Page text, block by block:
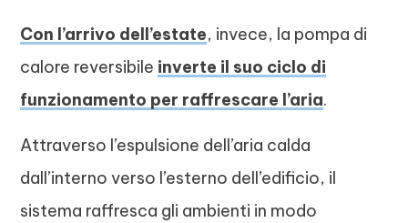
Con l’arrivo dell’estate, invece, la pompa di
calore reversibile inverte il suo ciclo di
funzionamento per raffrescare l’aria.
Attraverso l’espulsione dell’aria calda
dall’interno verso l’esterno dell’edificio, il
sistema raffresca gli ambienti in modo